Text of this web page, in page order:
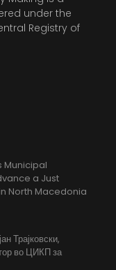
under the
Registry of
Municipal
a Just
North Macedonia
Трајковски,
во ЦИКП за